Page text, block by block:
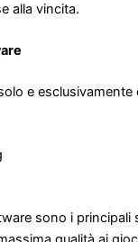
alla vincita.
e
sono i principali